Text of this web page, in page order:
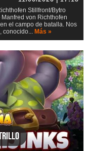
Stillfront/Bytro
von Richthofen
el campo de batalla. Nos
conocido... Más »